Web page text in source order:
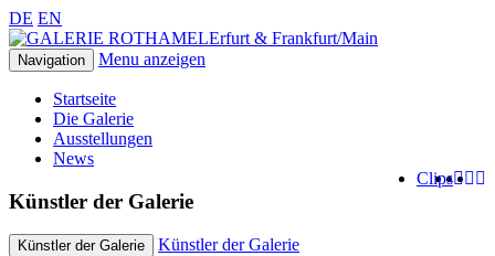
DE EN
Erfurt & Frankfurt/Main
Navigation Menu anzeigen
Startseite
Die Galerie
Ausstellungen
News
Clips
Künstler der Galerie
Künstler der Galerie Künstler der Galerie